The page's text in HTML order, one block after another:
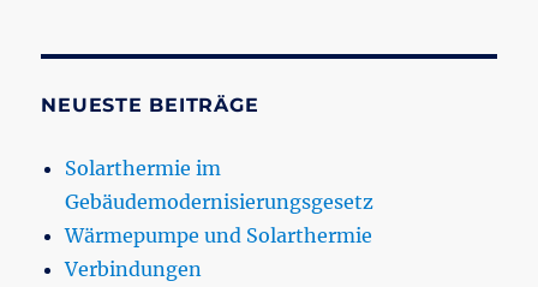
NEUESTE BEITRÄGE
Solarthermie im
Gebäudemodernisierungsgesetz
Wärmepumpe und Solarthermie
Verbindungen